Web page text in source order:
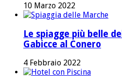
10 Marzo 2022
Le spiagge più belle
Gabicce al Conero
4 Febbraio 2022